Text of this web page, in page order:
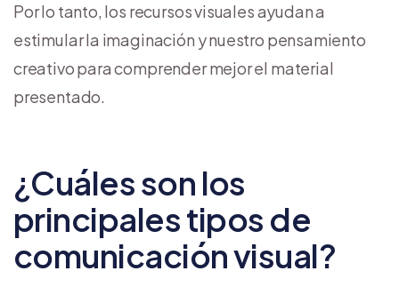
Por lo tanto, los recursos visuales ayudan a
estimular la imaginación y nuestro pensamiento
creativo para comprender mejor el material
presentado.
¿Cuáles son los
principales tipos de
comunicación visual?